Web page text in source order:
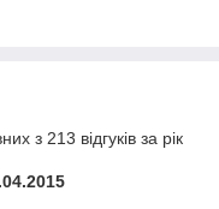
з 213 відгуків за рік